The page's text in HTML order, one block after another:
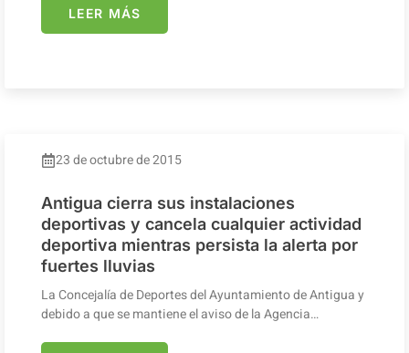
LEER MÁS
23 de octubre de 2015
Antigua cierra sus instalaciones
deportivas y cancela cualquier actividad
deportiva mientras persista la alerta por
fuertes lluvias
La Concejalía de Deportes del Ayuntamiento de Antigua y
debido a que se mantiene el aviso de la Agencia…